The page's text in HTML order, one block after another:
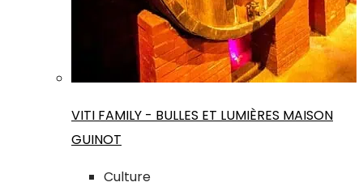
VITI FAMILY - BULLES ET LUMIÈRES MAISON
GUINOT
Culture